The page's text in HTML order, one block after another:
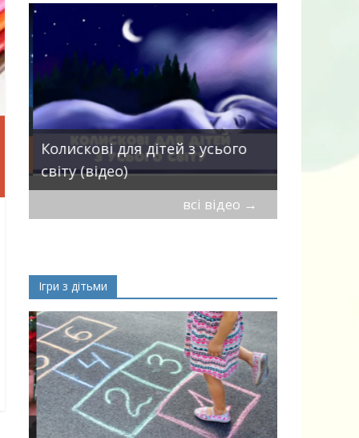
Колискові для дітей з усього
світу (відео)
дітей
всі відео →
Ігри з дітьми